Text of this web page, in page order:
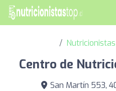
Centro de
San Martín 553,